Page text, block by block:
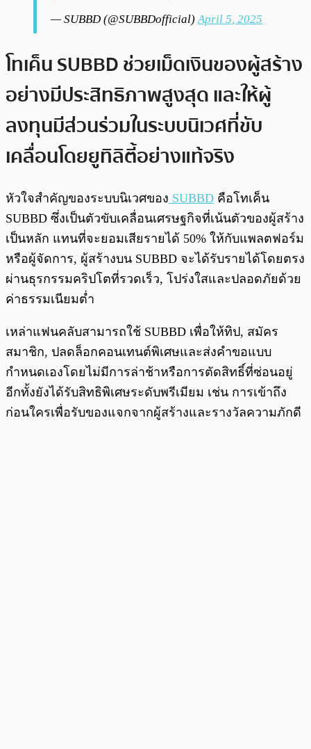
— SUBBD (@SUBBDofficial)April 5, 2025
โทเค็น SUBBD ช่วยเม็ดเงินของผู้สร้าง
อย่างมีประสิทธิภาพสูงสุด และให้ผู้
ลงทุนมีส่วนร่วมในระบบนิเวศที่ขับ
เคลื่อนโดยยูทิลิตี้อย่างแท้จริง
หัวใจสำคัญของระบบนิเวศของ SUBBD คือโทเค็น
SUBBD ซึ่งเป็นตัวขับเคลื่อนเศรษฐกิจที่เน้นตัวของผู้สร้าง
เป็นหลัก แทนที่จะยอมเสียรายได้ 50% ให้กับแพลตฟอร์ม
หรือผู้จัดการ, ผู้สร้างบน SUBBD จะได้รับรายได้โดยตรง
ผ่านธุรกรรมคริปโตที่รวดเร็ว, โปร่งใสและปลอดภัยด้วย
ค่าธรรมเนียมต่ำ
เหล่าแฟนคลับสามารถใช้ SUBBD เพื่อให้ทิป, สมัคร
สมาชิก, ปลดล็อกคอนเทนต์พิเศษและส่งคำขอแบบ
กำหนดเองโดยไม่มีการล่าช้าหรือการตัดสิทธิ์ที่ซ่อนอยู่
อีกทั้งยังได้รับสิทธิพิเศษระดับพรีเมียม เช่น การเข้าถึง
ก่อนใครเพื่อรับของแจกจากผู้สร้างและรางวัลความภักดี